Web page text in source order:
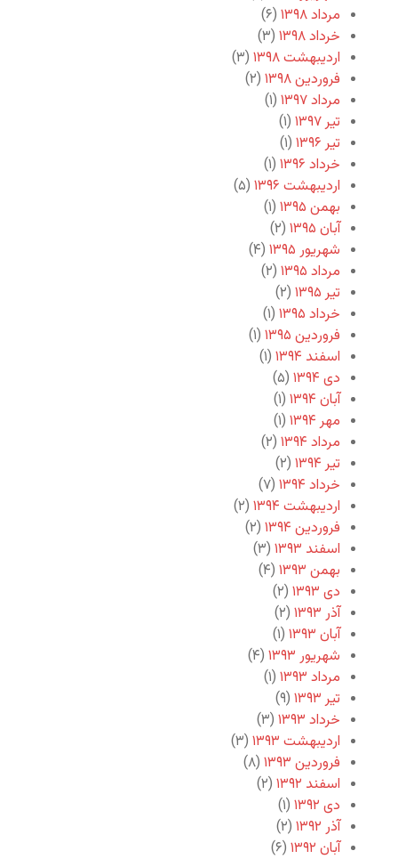
مرداد ۱۳۹۸
(۶)
خرداد ۱۳۹۸
(۳)
اردیبهشت ۱۳۹۸
(۳)
فروردین ۱۳۹۸
(۲)
مرداد ۱۳۹۷
(۱)
تیر ۱۳۹۷
(۱)
تیر ۱۳۹۶
(۱)
خرداد ۱۳۹۶
(۱)
اردیبهشت ۱۳۹۶
(۵)
بهمن ۱۳۹۵
(۱)
آبان ۱۳۹۵
(۲)
شهریور ۱۳۹۵
(۴)
مرداد ۱۳۹۵
(۲)
تیر ۱۳۹۵
(۲)
خرداد ۱۳۹۵
(۱)
فروردین ۱۳۹۵
(۱)
اسفند ۱۳۹۴
(۱)
دی ۱۳۹۴
(۵)
آبان ۱۳۹۴
(۱)
مهر ۱۳۹۴
(۱)
مرداد ۱۳۹۴
(۲)
تیر ۱۳۹۴
(۲)
خرداد ۱۳۹۴
(۷)
اردیبهشت ۱۳۹۴
(۲)
فروردین ۱۳۹۴
(۲)
اسفند ۱۳۹۳
(۳)
بهمن ۱۳۹۳
(۴)
دی ۱۳۹۳
(۲)
آذر ۱۳۹۳
(۲)
آبان ۱۳۹۳
(۱)
شهریور ۱۳۹۳
(۴)
مرداد ۱۳۹۳
(۱)
تیر ۱۳۹۳
(۹)
خرداد ۱۳۹۳
(۳)
اردیبهشت ۱۳۹۳
(۳)
فروردین ۱۳۹۳
(۸)
اسفند ۱۳۹۲
(۲)
دی ۱۳۹۲
(۱)
آذر ۱۳۹۲
(۲)
آبان ۱۳۹۲
(۶)